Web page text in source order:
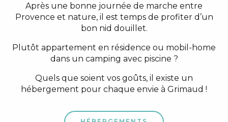
Après une bonne journée de marche entre
Provence et nature, il est temps de profiter d’un
bon nid douillet.
Plutôt appartement en résidence ou mobil-home
dans un camping avec piscine ?
Quels que soient vos goûts, il existe un
hébergement pour chaque envie à Grimaud !